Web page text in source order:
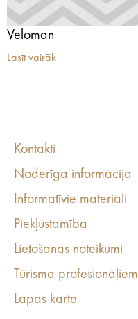
Veloman
Lasīt vairāk
Kontakti
Noderīga informācija
Informatīvie materiāli
Piekļūstamība
Lietošanas noteikumi
Tūrisma profesionāļiem
Lapas karte